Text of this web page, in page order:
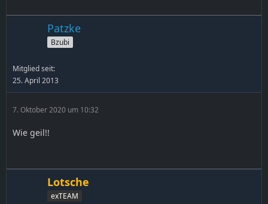
Patzke
Bzubi
Mitglied seit:
25. April 2013
7. Oktober 2020 um 10:32
Wie geil!!
Lotsche
exTEAM